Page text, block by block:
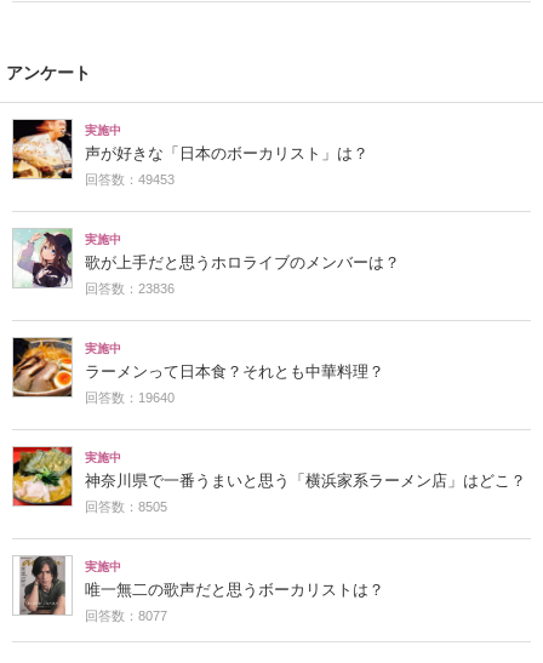
アンケート
実施中
声が好きな「日本のボーカリスト」は？
回答数：49453
実施中
歌が上手だと思うホロライブのメンバーは？
回答数：23836
実施中
ラーメンって日本食？それとも中華料理？
回答数：19640
実施中
神奈川県で一番うまいと思う「横浜家系ラーメン店」はどこ？
回答数：8505
実施中
唯一無二の歌声だと思うボーカリストは？
回答数：8077